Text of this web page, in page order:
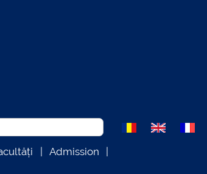
Admission